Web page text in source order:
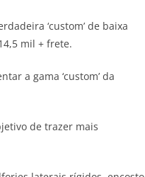
‘custom’ de baixa
mil + frete.
a gama ‘custom’ da
de trazer mais